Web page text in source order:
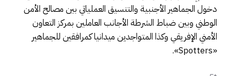
دخول الجماهير الأجنبية والتنسيق العملياتي بين مصالح الأمن
الوطني وبين ضباط الشرطة الأجانب العاملين بمركز التعاون
الأمني الإفريقي وكذا المتواجدين ميدانيا كمرافقين للجماهير
«Spotters».